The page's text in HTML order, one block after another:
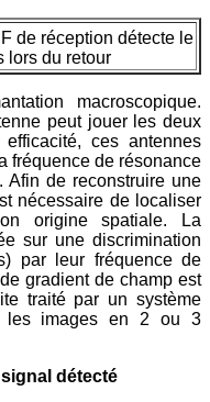
de réception détecte le
lors du retour
macroscopique.
peut jouer les deux
ces antennes
fréquence de résonance
Afin de reconstruire une
nécessaire de localiser
origine spatiale. La
sur une discrimination
par leur fréquence de
gradient de champ est
traité par un système
les images en 2 ou 3
détecté